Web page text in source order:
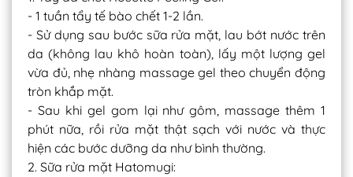
- 1 tuần tẩy tế bào chết 1-2 lần.
- Sử dụng sau bước sữa rửa mặt, lau bớt nước trên
da (không lau khô hoàn toàn), lấy một lượng gel
vừa đủ, nhẹ nhàng massage gel theo chuyển động
tròn khắp mặt.
- Sau khi gel gom lại như gôm, massage thêm 1
phút nữa, rồi rửa mặt thật sạch với nước và thực
hiện các bước dưỡng da như bình thường.
2. Sữa rửa mặt Hatomugi: